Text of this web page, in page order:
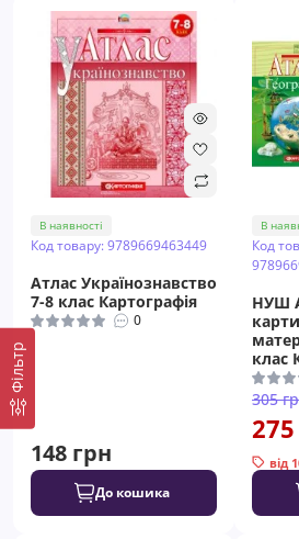
Фільтр
В наявності
Код товару: 9789669463449
Атлас Українознавство
7-8 клас Картографія
0
148 грн
До кошика
В
Код
НУШ
клас
305
від